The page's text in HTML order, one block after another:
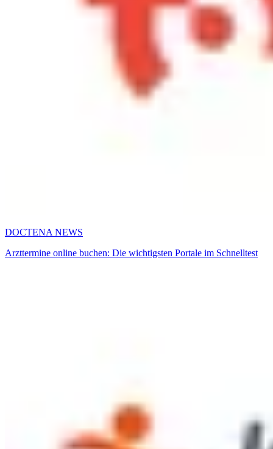
DOCTENA NEWS
Arzttermine online buchen: Die wichtigsten Portale im Schnelltest